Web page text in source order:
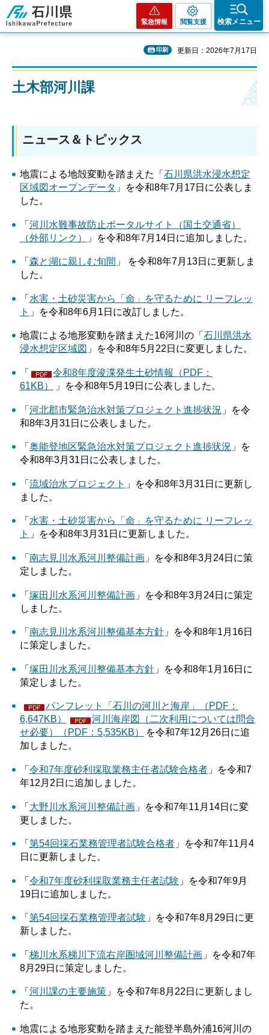
石川県
緊急情報 閲覧支援 検索メニュー
印刷 更新日：2026年7月17日
土木部河川課
ニュース＆トピックス
地震による地殻変動を踏まえた「 石川県洪水浸水想定
区域図オープンデータ 」を令和8年7月17日に公表しま
した。
「 河川水難事故防止ポータルサイト（国土交通省）
（外部リンク）
」を令和8年7月14日に追加しました。
「 森と湖に親しむ旬間 」 を令和8年7月13日に更新しま
した。
「 水害・土砂災害から「命」を守るために リーフレッ
ト 」を令和8年6月1日に改訂しました。
地震による地形変動を踏まえた16河川の「 石川県洪水
浸水想定区域図 」を令和8年5月22日に変更しました。
「
令和8年度浚渫発生土砂情報（PDF：
61KB）
」を令和8年5月19日に公表しました。
「 河北郡市緊急治水対策プロジェクト進捗状況 」を令
和8年3月31日に公表しました。
「 奥能登地区緊急治水対策プロジェクト進捗状況 」を
令和8年3月31日に公表しました。
「 流域治水プロジェクト 」を令和8年3月31日に更新し
ました。
「 水害・土砂災害から「命」を守るために リーフレッ
ト 」を令和8年3月31日に更新しました。
「 南志見川水系河川整備計画」を令和8年3月24日に策
定しました。
「 塚田川水系河川整備計画」を令和8年3月24日に策定
しました。
「 南志見川水系河川整備基本方針」を令和8年1月16日
に策定しました。
「 塚田川水系河川整備基本方針」を令和8年1月16日に
策定しました。
パンフレット「石川の河川と海岸」（PDF：
6,647KB）
河川海岸図（二次利用については問合
せ必要）（PDF：5,535KB）
を令和7年12月26日に追
加しました。
「 令和7年度砂利採取業務主任者試験合格者」を令和7
年12月2日に追加しました。
「 大野川水系河川整備計画」を令和7年11月14日に変
更しました。
「 第54回採石業務管理者試験合格者」を令和7年11月4
日に更新しました。
「 令和7年度砂利採取業務主任者試験 」を令和7年9月
19日に追加しました。
「 第54回採石業務管理者試験 」を令和7年8月29日に更
新しました。
「 梯川水系梯川下流右岸圏域河川整備計画」を令和7年
8月29日に策定しました。
「 河川課の主要施策 」を令和7年8月22日に更新しまし
た。
地震による地形変動を踏まえた能登半島外浦16河川の